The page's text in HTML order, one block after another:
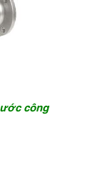
công